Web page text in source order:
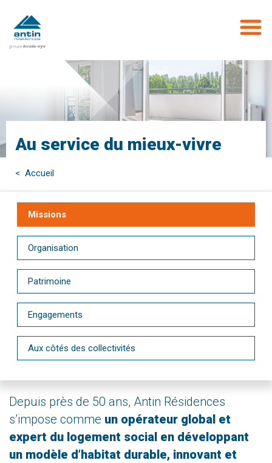
contenu
principal
Au service du mieux-vivre
< Accueil
Missions
Organisation
Patrimoine
Engagements
Aux côtés des collectivités
Depuis près de 50 ans, Antin Résidences
s’impose comme un opérateur global et
expert du logement social en développant
un modèle d’habitat durable, innovant et